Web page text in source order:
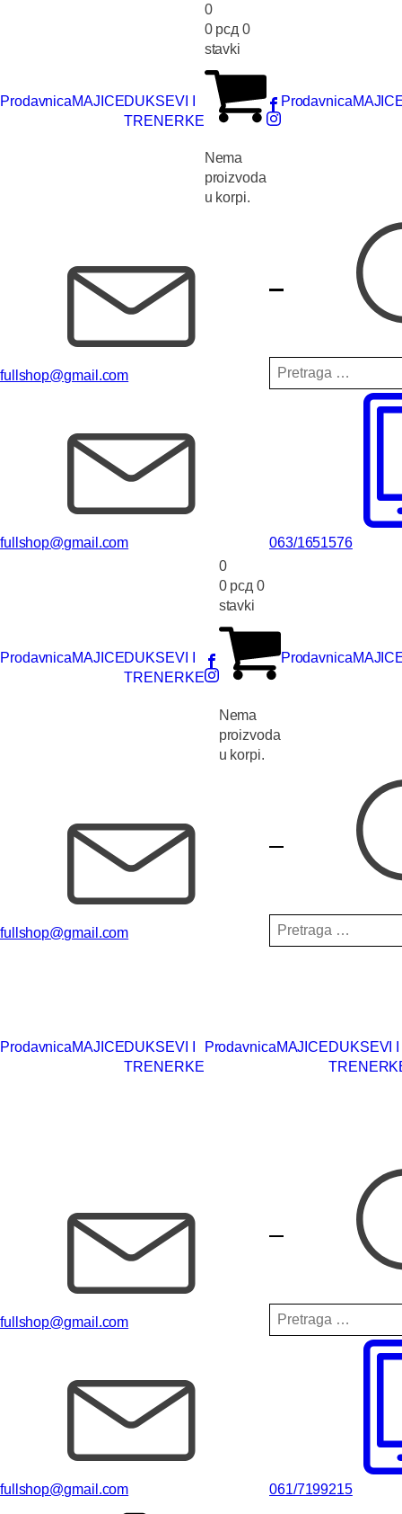
ProdavnicaMAJICEDUKSEVI I
TRENERKE
0
0 рсд 0
stavki
Nema
proizvoda
u korpi.
Prodavnica
fullshop@gmail.com
Pretraga
za:
fullshop@gmail.com 063/1651576
ProdavnicaMAJICEDUKSEVI I
TRENERKE
0
0 рсд 0
stavki
Nema
proizvoda
u korpi.
Prodavnica
fullshop@gmail.com
Pretraga
za:
ProdavnicaMAJICEDUKSEVI I
TRENERKE
ProdavnicaMAJICEDUKSEVI I
fullshop@gmail.com
Pretraga
za:
fullshop@gmail.com 061/7199215